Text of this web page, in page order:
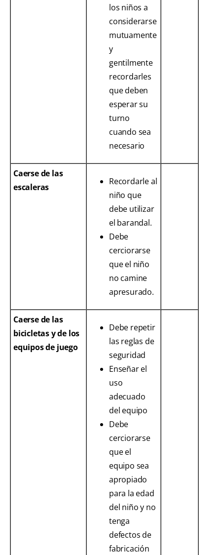
los niños a
considerarse
mutuamente
y
gentilmente
recordarles
que deben
esperar su
turno
cuando sea
necesario
Caerse de las
escaleras
Recordarle al
niño que
debe utilizar
el barandal.
Debe
cerciorarse
que el niño
no camine
apresurado.
Caerse de las
bicicletas y de los
equipos de juego
Debe repetir
las reglas de
seguridad
Enseñar el
uso
adecuado
del equipo
Debe
cerciorarse
que el
equipo sea
apropiado
para la edad
del niño y no
tenga
defectos de
fabricación